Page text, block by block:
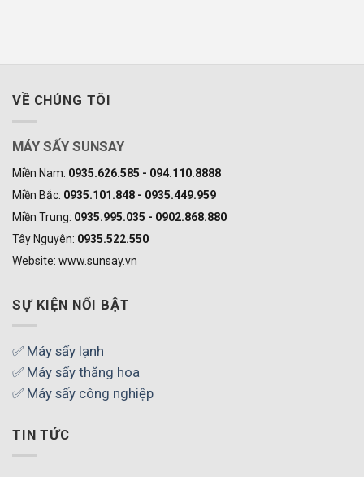
VỀ CHÚNG TÔI
MÁY SẤY SUNSAY
Miền Nam: 0935.626.585 - 094.110.8888
Miền Bắc: 0935.101.848 - 0935.449.959
Miền Trung: 0935.995.035 - 0902.868.880
Tây Nguyên: 0935.522.550
Website: www.sunsay.vn
SỰ KIỆN NỔI BẬT
✅ Máy sấy lạnh
✅ Máy sấy thăng hoa
✅ Máy sấy công nghiệp
TIN TỨC